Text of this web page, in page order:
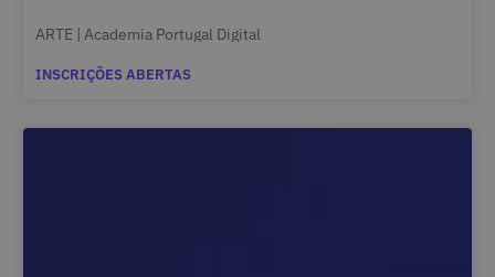
ARTE | Academia Portugal Digital
INSCRIÇÕES ABERTAS